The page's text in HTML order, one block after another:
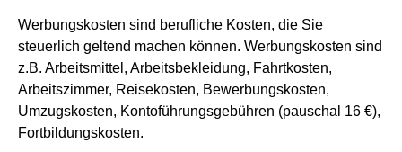
Werbungskosten sind berufliche Kosten, die Sie
steuerlich geltend machen können. Werbungskosten sind
z.B. Arbeitsmittel, Arbeitsbekleidung, Fahrtkosten,
Arbeitszimmer, Reisekosten, Bewerbungskosten,
Umzugskosten, Kontoführungsgebühren (pauschal 16 €),
Fortbildungskosten.